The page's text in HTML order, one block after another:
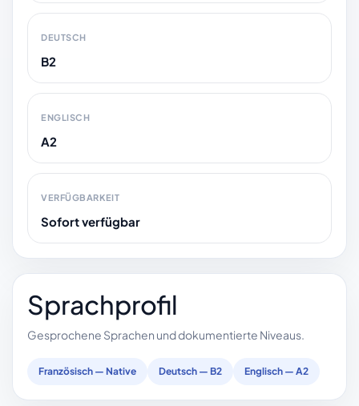
DEUTSCH
B2
ENGLISCH
A2
VERFÜGBARKEIT
Sofort verfügbar
Sprachprofil
Gesprochene Sprachen und dokumentierte Niveaus.
Französisch — Native Deutsch — B2 Englisch — A2